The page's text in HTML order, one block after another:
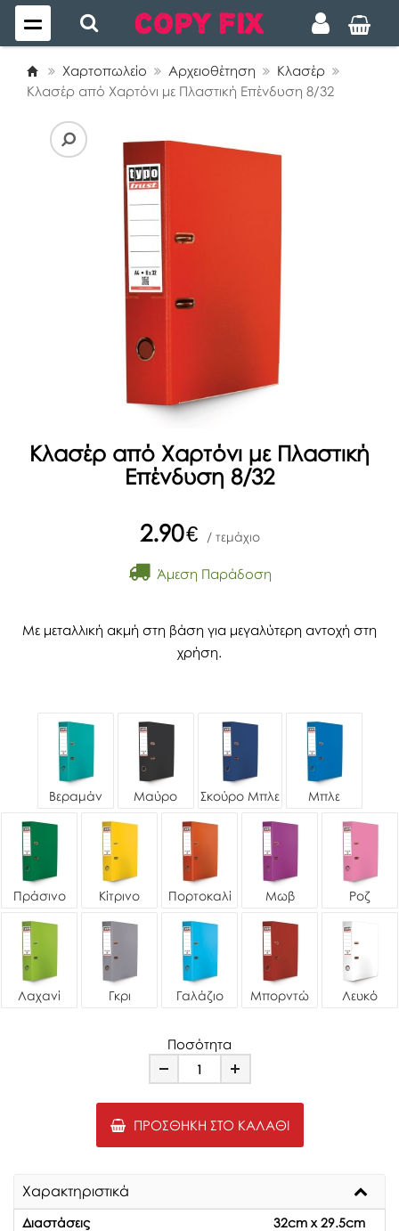
Χαρτοπωλείο Αρχειοθέτηση
Κλασέρ
Κλασέρ από Χαρτόνι με Πλαστική Επένδυση 8/32
Κλασέρ από Χαρτόνι με Πλαστική
Επένδυση 8/32
2.90€ / τεμάχιο
Άμεση Παράδοση
Με μεταλλική ακμή στη βάση για μεγαλύτερη αντοχή στη
χρήση.
Βεραμάν Μαύρο Σκούρο Μπλε Μπλε
Πράσινο Κίτρινο Πορτοκαλί Μωβ Ροζ
Λαχανί Γκρι Γαλάζιο Μπορντώ Λευκό
Ποσότητα
Minus Plus
ΠΡΟΣΘΉΚΗ ΣΤΟ ΚΑΛΆΘΙ
Χαρακτηριστικά
Διαστάσεις
32cm x 29.5cm